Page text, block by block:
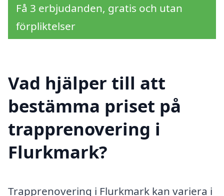
Få 3 erbjudanden, gratis och utan
förpliktelser
Vad hjälper till att
bestämma priset på
trapprenovering i
Flurkmark?
Trapprenovering i Flurkmark kan variera i